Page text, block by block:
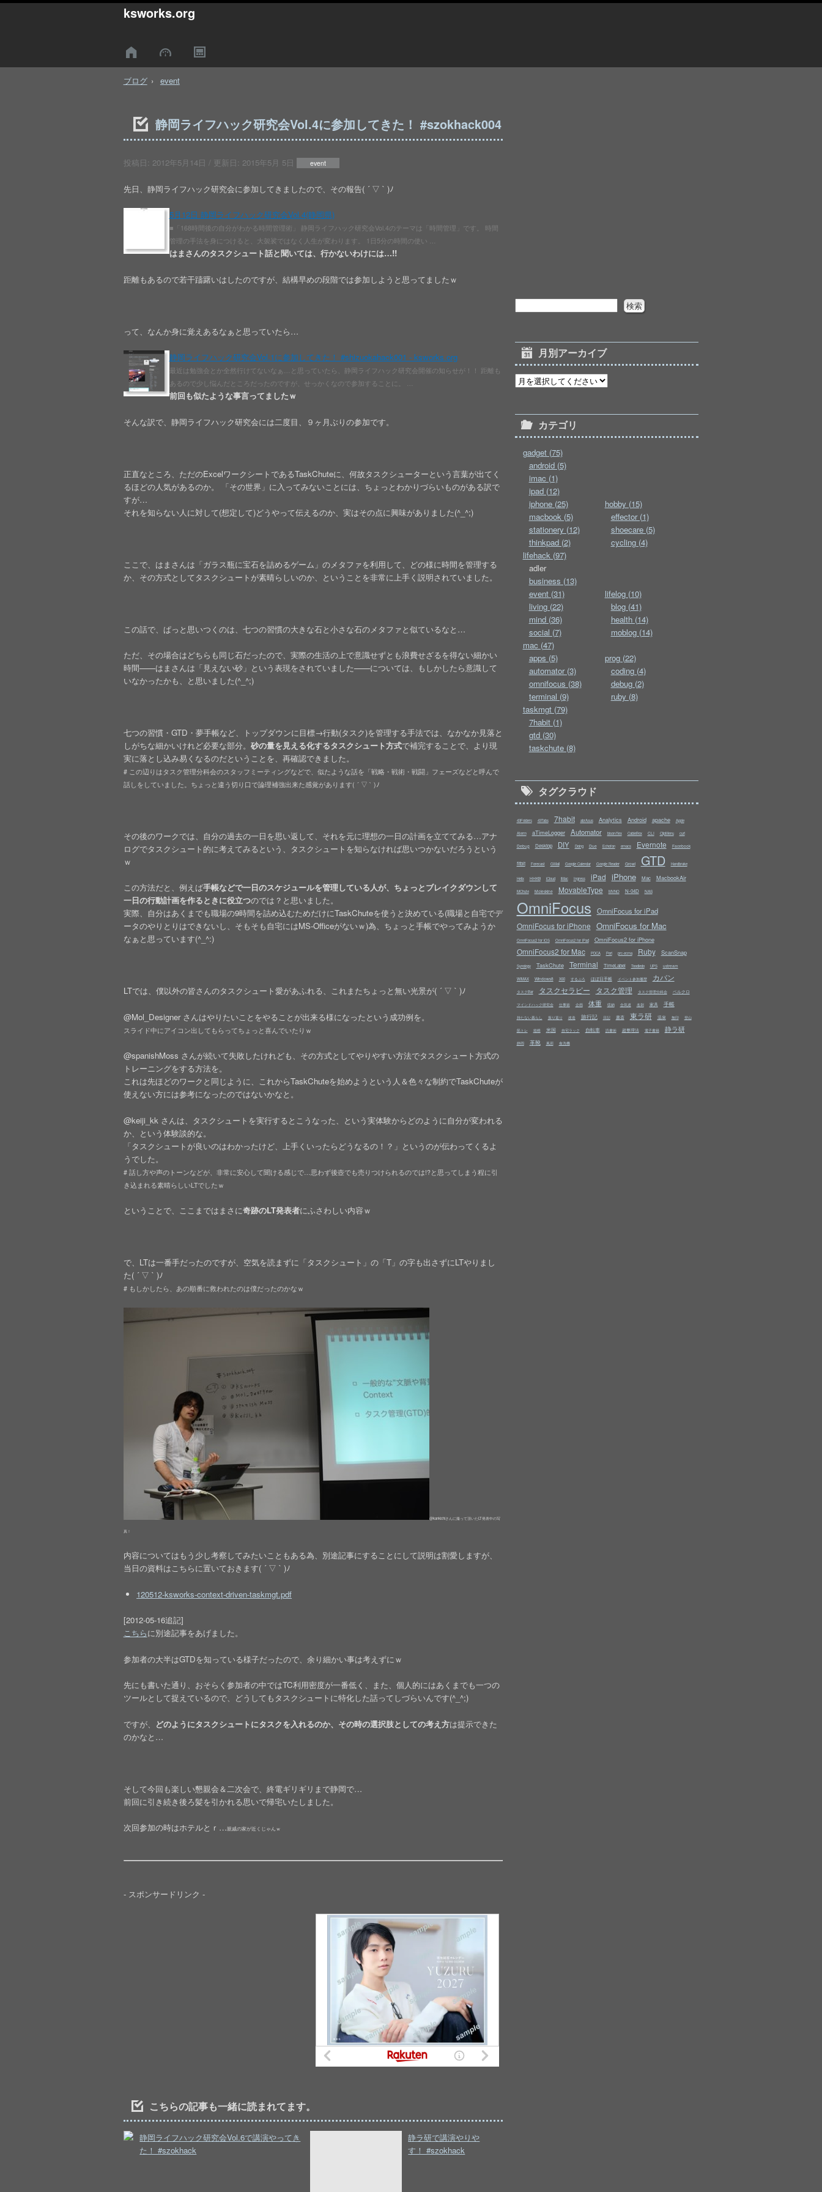
ksworks.org
ブログ event
静岡ライフハック研究会Vol.4に参加してきた！ #szokhack004
投稿日: 2012年5月14日 / 更新日: 2015年5月 5日 event
先日、静岡ライフハック研究会に参加してきましたので、その報告( ´ ▽ ` )ﾉ
5月12日 静岡ライフハック研究会Vol.4(静岡県)
■「168時間後の自分がわかる時間管理術」 静岡ライフハック研究会Vol.4のテーマは「時間管理」です。 時間
管理の手法を身につけると、大袈裟ではなく人生が変わります。 1日5分の時間の使い …
はまさんのタスクシュート話と聞いては、行かないわけには…!!
距離もあるので若干躊躇いはしたのですが、結構早めの段階では参加しようと思ってましたｗ
って、なんか身に覚えあるなぁと思っていたら…
静岡ライフハック研究会Vol.1に参加してきた！ #shizuokahack001 - ksworks.org
最近は勉強会とか全然行けてないなぁ…と思っていたら、静岡ライフハック研究会開催の知らせが！！ 距離も
あるので少し悩んだところだったのですが、せっかくなので参加することに。 …
前回も似たような事言ってましたｗ
そんな訳で、静岡ライフハック研究会には二度目、９ヶ月ぶりの参加です。
正直なところ、ただのExcelワークシートであるTaskChuteに、何故タスクシューターという言葉が出てく
るほどの人気があるのか。 「その世界」に入ってみないことには、ちょっとわかりづらいものがある訳で
すが…
それを知らない人に対して(想定して)どうやって伝えるのか、実はその点に興味がありました(^_^;)
ここで、はまさんは「ガラス瓶に宝石を詰めるゲーム」のメタファを利用して、どの様に時間を管理する
か、その方式としてタスクシュートが素晴らしいのか、ということを非常に上手く説明されていました。
この話で、ぱっと思いつくのは、七つの習慣の大きな石と小さな石のメタファと似ているなと…
ただ、その場合はどちらも同じ石だったので、実際の生活の上で意識せずとも浪費せざるを得ない細かい
時間——はまさんは「見えない砂」という表現をされていました——については、もしかしたら意識して
いなかったかも、と思いました(^_^;)
七つの習慣・GTD・夢手帳など、トップダウンに目標→行動(タスク)を管理する手法では、なかなか見落と
しがちな細かいけれど必要な部分。 砂の量を見える化するタスクシュート方式で補完することで、より現
実に落とし込み易くなるのだということを、再確認できました。
# この辺りはタスク管理分科会のスタッフミーティングなどで、似たような話を「戦略・戦術・戦闘」フェーズなどと呼んで
話しをしていました。ちょっと違う切り口で論理補強出来た感覚があります( ´ ▽ ` )ﾉ
その後のワークでは、自分の過去の一日を思い返して、それを元に理想の一日の計画を立ててみる…アナ
ログでタスクシュート的に考えてみるという、タスクシュートを知らなければ思いつかないだろうという
ｗ
この方法だと、例えば手帳などで一日のスケジュールを管理している人が、ちょっとブレイクダウンして
一日の行動計画を作るときに役立つのでは？と思いました。
実際、自分はあくまでも職場の9時間を詰め込むためだけにTaskChuteを使うと決めている(職場と自宅でデ
ータのやりとりはできないし、そもそも自宅にはMS-Officeがないｗ)為、ちょっと手帳でやってみようか
なぁと思っています(^_^:)
LTでは、僕以外の皆さんのタスクシュート愛があふれる、これまたちょっと無い光景が( ´ ▽ ` )ﾉ
@Mol_Designer さんはやりたいことをやることが出来る様になったという成功例を。
スライド中にアイコン出してもらってちょっと喜んでいたりｗ
@spanishMoss さんが続いて失敗したけれども、その方式としてやりやすい方法でタスクシュート方式の
トレーニングをする方法を。
これは先ほどのワークと同じように、これからTaskChuteを始めようという人＆色々な制約でTaskChuteが
使えない方には参考になったのではないかなと。
@keiji_kk さんは、タスクシュートを実行するとこうなった、という実体験からどのように自分が変われる
か、という体験談的な。
「タスクシュートが良いのはわかったけど、上手くいったらどうなるの！？」というのが伝わってくるよ
うでした。
# 話し方や声のトーンなどが、非常に安心して聞ける感じで…思わず後壺でも売りつけられるのでは!?と思ってしまう程に引
き込まれる素晴らしいLTでしたｗ
ということで、ここまではまさに奇跡のLT発表者にふさわしい内容ｗ
で、LTは一番手だったのですが、空気を読まずに「タスクシュート」の「T」の字も出さずにLTやりまし
た( ´ ▽ ` )ﾉ
# もしかしたら、あの順番に救われたのは僕だったのかなｗ
@kankichiさんに撮って頂いたLT発表中の写
真！
内容についてはもう少し考察してみたいこともある為、別途記事にすることにして説明は割愛しますが、
当日の資料はこちらに置いておきます( ´ ▽ ` )ﾉ
120512-ksworks-context-driven-taskmgt.pdf
[2012-05-16追記]
こちらに別途記事をあげました。
参加者の大半はGTDを知っている様子だったので、余り細かい事は考えずにｗ
先にも書いた通り、おそらく参加者の中ではTC利用密度が一番低く、また、個人的にはあくまでも一つの
ツールとして捉えているので、どうしてもタスクシュートに特化した話ってしづらいんです(^_^;)
ですが、 どのようにタスクシュートにタスクを入れるのか、その時の選択肢としての考え方は提示できた
のかなと…
そして今回も楽しい懇親会＆二次会で、終電ギリギリまで静岡で…
前回に引き続き後ろ髪を引かれる思いで帰宅いたしました。
次回参加の時はホテルとｒ…親戚の家が近くじゃんｗ
- スポンサードリンク -
こちらの記事も一緒に読まれてます。
静岡ライフハック研究会Vol.6で講演やってき
た！ #szokhack
静ラ研で講演やりや
す！ #szokhack
月別アーカイブ
カテゴリ
gadget (75)
android (5)
imac (1)
ipad (12)
iphone (25)
macbook (5)
stationery (12)
thinkpad (2)
hobby (15)
effector (1)
shoecare (5)
cycling (4)
lifehack (97)
adler
business (13)
event (31)
living (22)
mind (36)
social (7)
lifelog (10)
blog (41)
health (14)
moblog (14)
mac (47)
apps (5)
automator (3)
omnifocus (38)
terminal (9)
prog (22)
coding (4)
debug (2)
ruby (8)
taskmgt (79)
7habit (1)
gtd (30)
taskchute (8)
タグクラウド
43Folders 43Tabs 7habit abrAsus Analytics Android apache Apple
Aterm aTimeLogger Automator bison/flex CableBox CLI ClipMenu curl
Debug Desktop DIY Doing Due Echofon emacs Evernote Facebook
fitbit Forecast GMail Google Calendar Google Reader Growl GTD Handbrake
Helix HHKB iCloud iMac Ingress iPad iPhone Mac MacbookAir
MChute Moleskine MovableType MVNO N-04D NAS
OmniFocus OmniFocus for iPad
OmniFocus for iPhone OmniFocus for Mac
OmniFocus2 for iOS OmniFocus2 for iPad OmniFocus2 for iPhone
OmniFocus2 for Mac PDCA Perl prc-ecma Ruby ScanSnap
Synology TaskChute Terminal TimeLabel Toodledo UPS ustream
WiMAX Windows8 X60 するぷろ ほぼ日手帳 イベント参加履歴 カバン
タスクBar タスクセラピー タスク管理 タスク管理分科会 ベルクロ
マインドハック研究会 仕事術 企画 体重 収納 合気道 名刺 家具 手帳
持たない暮らし 振り返り 改造 旅行記 日記 書斎 東ラ研 温泉 無印 登山
筋トレ 箱根 米国 自宅ラック 自転車 読書術 超整理法 電子書籍 静ラ研
静岡 革靴 風邪 食洗機